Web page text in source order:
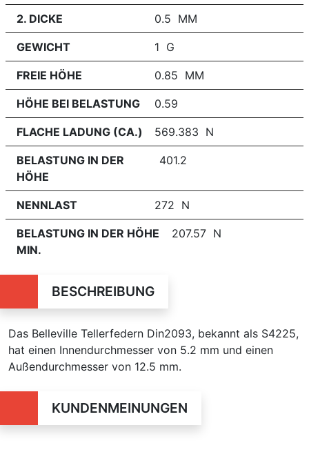
2. DICKE 0.5 MM
GEWICHT 1 G
FREIE HÖHE 0.85 MM
HÖHE BEI BELASTUNG 0.59
FLACHE LADUNG (CA.) 569.383 N
BELASTUNG IN DER
HÖHE
401.2
NENNLAST 272 N
BELASTUNG IN DER HÖHE
MIN.
207.57 N
BESCHREIBUNG
Das Belleville Tellerfedern Din2093, bekannt als S4225,
hat einen Innendurchmesser von 5.2 mm und einen
Außendurchmesser von 12.5 mm.
KUNDENMEINUNGEN